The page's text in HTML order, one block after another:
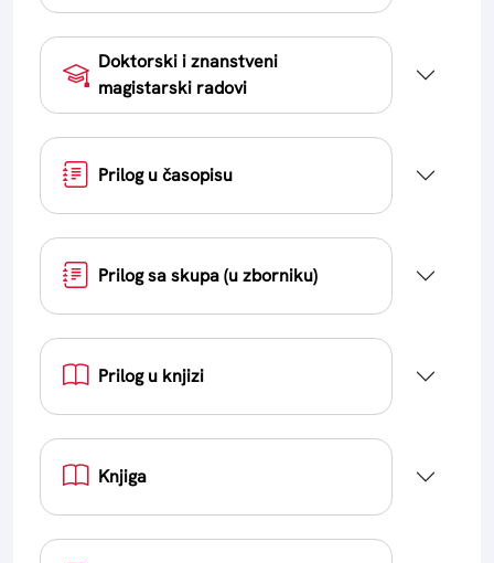
Doktorski i znanstveni
magistarski radovi
Prilog u časopisu
Prilog sa skupa (u zborniku)
Prilog u knjizi
Knjiga